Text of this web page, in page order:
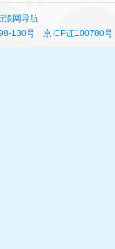
浪网导航
130号 京ICP证100780号